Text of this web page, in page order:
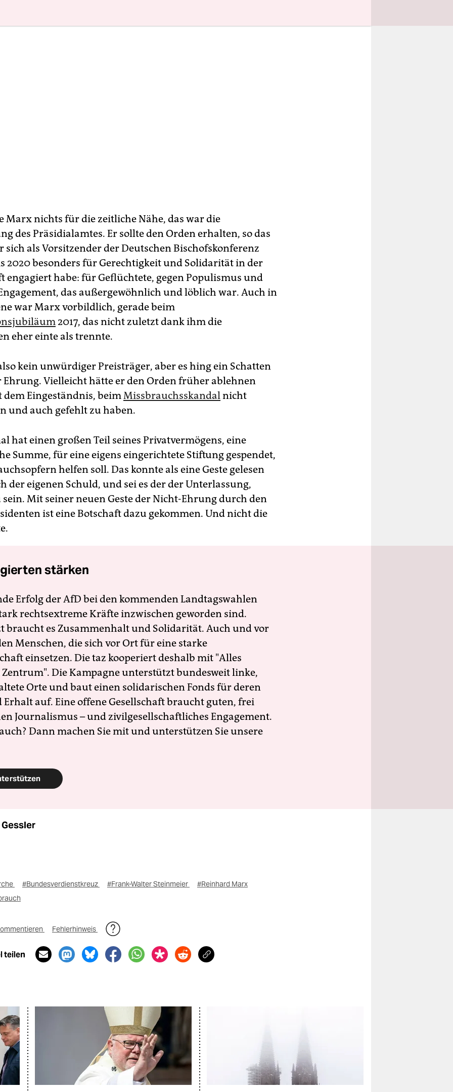
Marx nichts für die zeitliche Nähe, das war die
des Präsidialamtes. Er sollte den Orden erhalten, so das
sich als Vorsitzender der Deutschen Bischofskonferenz
2020 besonders für Gerechtigkeit und Solidarität in der
engagiert habe: für Geflüchtete, gegen Populismus und
das außergewöhnlich und löblich war. Auch in
war Marx vorbildlich, gerade beim
2017, das nicht zuletzt dank ihm die
eher einte als trennte.
kein unwürdiger Preisträger, aber es hing ein Schatten
Ehrung. Vielleicht hätte er den Orden früher ablehnen
dem Eingeständnis, beimMissbrauchsskandalnicht
und auch gefehlt zu haben.
hat einen großen Teil seines Privatvermögens, eine
Summe, für eine eigens eingerichtete Stiftung gespendet,
helfen soll. Das konnte als eine Geste gelesen
der eigenen Schuld, und sei es der der Unterlassung,
sein. Mit seiner neuen Geste der Nicht-Ehrung durch den
ist eine Botschaft dazu gekommen. Und nicht die
stärken
Erfolg der AfD bei den kommenden Landtagswahlen
rechtsextreme Kräfte inzwischen geworden sind.
braucht es Zusammenhalt und Solidarität. Auch und vor
Menschen, die sich vor Ort für eine starke
einsetzen. Die taz kooperiert deshalb mit "Alles
Die Kampagne unterstützt bundesweit linke,
Orte und baut einen solidarischen Fonds für deren
Erhalt auf. Eine offene Gesellschaft braucht guten, frei
Journalismus – und zivilgesellschaftliches Engagement.
Dann machen Sie mit und unterstützen Sie unsere
#Bundesverdienstkreuz #Frank-Walter Steinmeier
#Reinhard Marx
Fehlerhinweis
teilen